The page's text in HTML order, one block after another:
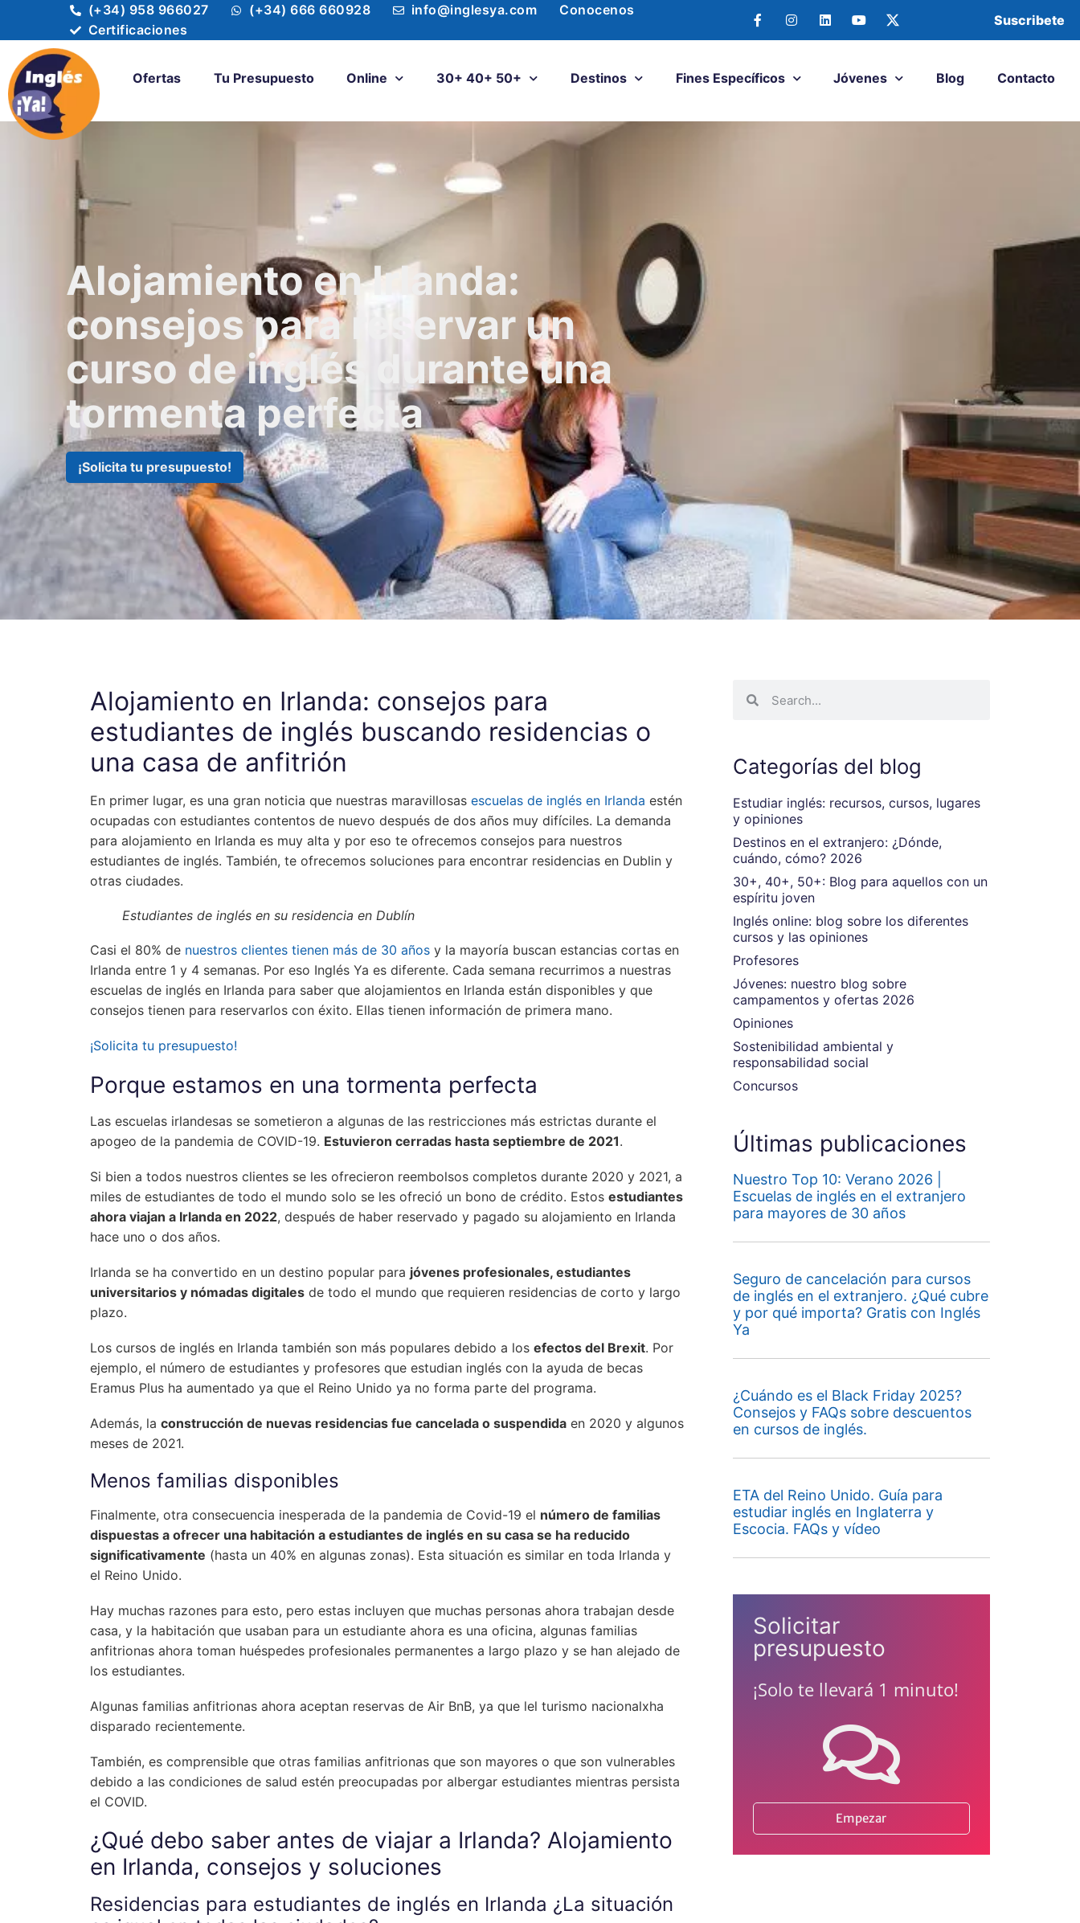
(+34) 958 966027 (+34) 666 660928 info@inglesya.com
Conocenos
Certificaciones
Suscribete
Ofertas Tu Presupuesto Online 30+ 40+ 50+ Destinos Fines Específicos Jóvenes Blog Contacto
Alojamiento en Irlanda:
consejos para reservar un
curso de inglés durante una
tormenta perfecta
¡Solicita tu presupuesto!
Alojamiento en Irlanda: consejos para
estudiantes de inglés buscando residencias o
una casa de anfitrión
En primer lugar, es una gran noticia que nuestras maravillosas escuelas de inglés en Irlanda estén
ocupadas con estudiantes contentos de nuevo después de dos años muy difíciles. La demanda
para alojamiento en Irlanda es muy alta y por eso te ofrecemos consejos para nuestros
estudiantes de inglés. También, te ofrecemos soluciones para encontrar residencias en Dublin y
otras ciudades.
Estudiantes de inglés en su residencia en Dublín
Casi el 80% de nuestros clientes tienen más de 30 años y la mayoría buscan estancias cortas en
Irlanda entre 1 y 4 semanas. Por eso Inglés Ya es diferente. Cada semana recurrimos a nuestras
escuelas de inglés en Irlanda para saber que alojamientos en Irlanda están disponibles y que
consejos tienen para reservarlos con éxito. Ellas tienen información de primera mano.
¡Solicita tu presupuesto!
Porque estamos en una tormenta perfecta
Las escuelas irlandesas se sometieron a algunas de las restricciones más estrictas durante el
apogeo de la pandemia de COVID-19. Estuvieron cerradas hasta septiembre de 2021.
Si bien a todos nuestros clientes se les ofrecieron reembolsos completos durante 2020 y 2021, a
miles de estudiantes de todo el mundo solo se les ofreció un bono de crédito. Estos estudiantes
ahora viajan a Irlanda en 2022, después de haber reservado y pagado su alojamiento en Irlanda
hace uno o dos años.
Irlanda se ha convertido en un destino popular para jóvenes profesionales, estudiantes
universitarios y nómadas digitales de todo el mundo que requieren residencias de corto y largo
plazo.
Los cursos de inglés en Irlanda también son más populares debido a los efectos del Brexit. Por
ejemplo, el número de estudiantes y profesores que estudian inglés con la ayuda de becas
Eramus Plus ha aumentado ya que el Reino Unido ya no forma parte del programa.
Además, la construcción de nuevas residencias fue cancelada o suspendida en 2020 y algunos
meses de 2021.
Menos familias disponibles
Finalmente, otra consecuencia inesperada de la pandemia de Covid-19 el número de familias
dispuestas a ofrecer una habitación a estudiantes de inglés en su casa se ha reducido
significativamente (hasta un 40% en algunas zonas). Esta situación es similar en toda Irlanda y
el Reino Unido.
Hay muchas razones para esto, pero estas incluyen que muchas personas ahora trabajan desde
casa, y la habitación que usaban para un estudiante ahora es una oficina, algunas familias
anfitrionas ahora toman huéspedes profesionales permanentes a largo plazo y se han alejado de
los estudiantes.
Algunas familias anfitrionas ahora aceptan reservas de Air BnB, ya que lel turismo nacionalxha
disparado recientemente.
También, es comprensible que otras familias anfitrionas que son mayores o que son vulnerables
debido a las condiciones de salud estén preocupadas por albergar estudiantes mientras persista
el COVID.
¿Qué debo saber antes de viajar a Irlanda? Alojamiento
en Irlanda, consejos y soluciones
Residencias para estudiantes de inglés en Irlanda ¿La situación
Categorías del blog
Estudiar inglés: recursos, cursos, lugares
y opiniones
Destinos en el extranjero: ¿Dónde,
cuándo, cómo? 2026
30+, 40+, 50+: Blog para aquellos con un
espíritu joven
Inglés online: blog sobre los diferentes
cursos y las opiniones
Profesores
Jóvenes: nuestro blog sobre
campamentos y ofertas 2026
Opiniones
Sostenibilidad ambiental y
responsabilidad social
Concursos
Últimas publicaciones
Nuestro Top 10: Verano 2026 |
Escuelas de inglés en el extranjero
para mayores de 30 años
Seguro de cancelación para cursos
de inglés en el extranjero. ¿Qué cubre
y por qué importa? Gratis con Inglés
Ya
¿Cuándo es el Black Friday 2025?
Consejos y FAQs sobre descuentos
en cursos de inglés.
ETA del Reino Unido. Guía para
estudiar inglés en Inglaterra y
Escocia. FAQs y vídeo
Solicitar
presupuesto
¡Solo te llevará 1 minuto!
Empezar